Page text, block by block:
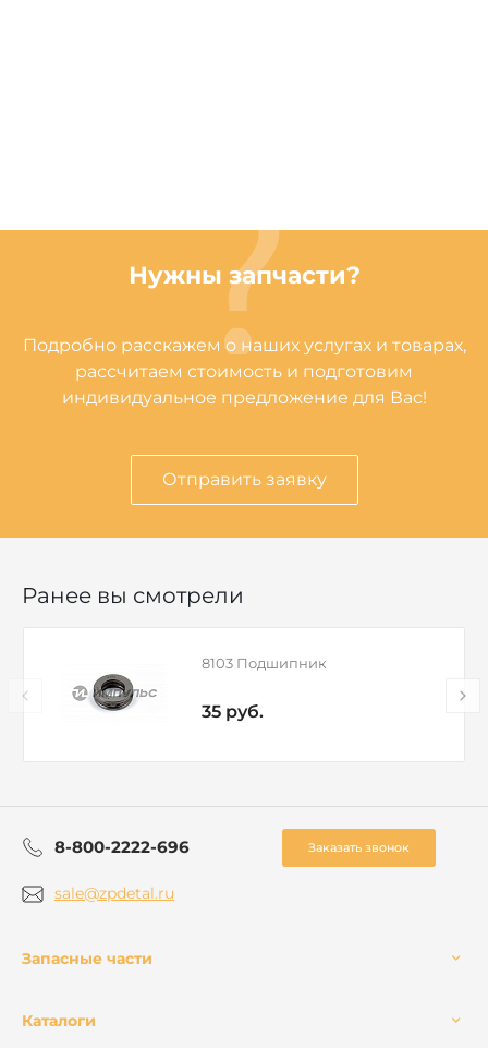
Нужны запчасти?
Подробно расскажем о наших услугах и товарах,
рассчитаем стоимость и подготовим
индивидуальное предложение для Вас!
Отправить заявку
Ранее вы смотрели
8103 Подшипник
35 руб.
8-800-2222-696 Заказать звонок
sale@zpdetal.ru
Запасные части
Каталоги